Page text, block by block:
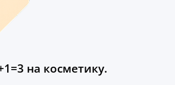
на косметику.